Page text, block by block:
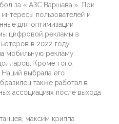
за « АЗС Варшава ». При
пользователей и
для оптимизации
цифровой рекламы в
в 2022 году
мобильную рекламу
Кроме того,
выбрала его
также работал в
ассоциациях после выхода
максим криппа